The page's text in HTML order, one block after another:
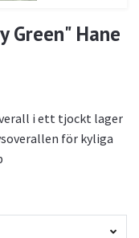
Green" Hane
i ett tjockt lager
för kyliga